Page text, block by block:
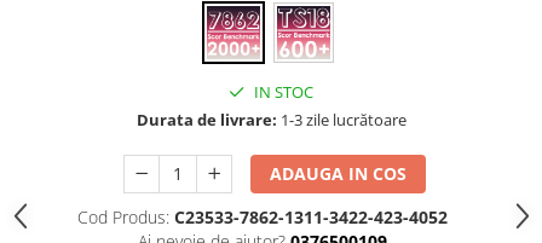
IN STOC
Durata de livrare: 1-3 zile lucrătoare
ADAUGA IN COS
Cod Produs: C23533-7862-1311-3422-423-4052